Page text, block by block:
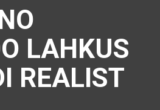
LAHKUS
REALIST